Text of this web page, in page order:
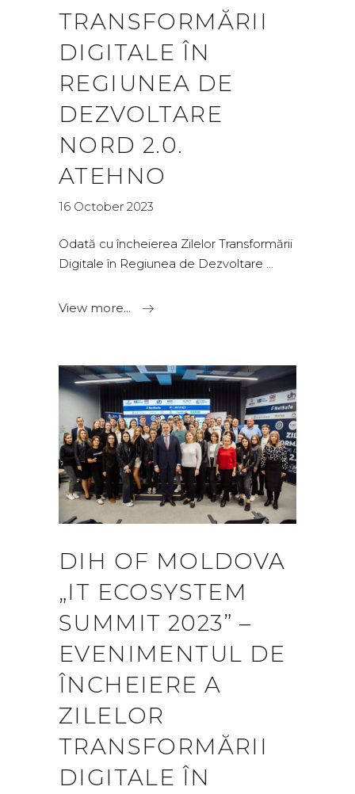
TRANSFORMĂRII
DIGITALE ÎN
REGIUNEA DE
DEZVOLTARE
NORD 2.0.
ATEHNO
16 October 2023
Odată cu încheierea Zilelor Transformării
Digitale în Regiunea de Dezvoltare
View more...
DIH OF MOLDOVA
„IT ECOSYSTEM
SUMMIT 2023” –
EVENIMENTUL DE
ÎNCHEIERE A
ZILELOR
TRANSFORMĂRII
DIGITALE ÎN